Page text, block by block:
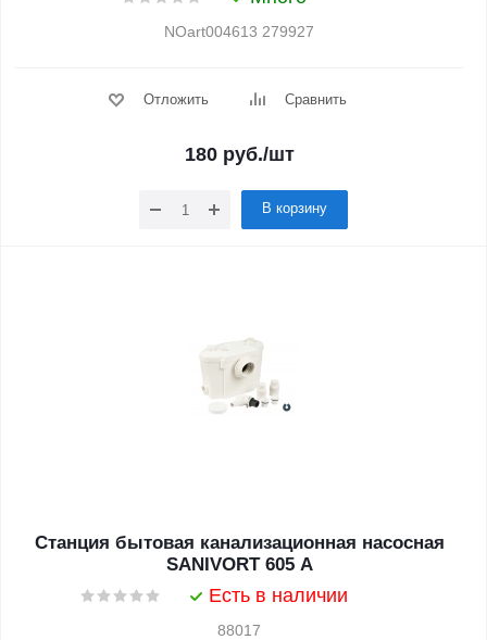
NOart004613 279927
Отложить Сравнить
180 руб./шт
В корзину
Станция бытовая канализационная насосная
SANIVORT 605 A
Есть в наличии
88017